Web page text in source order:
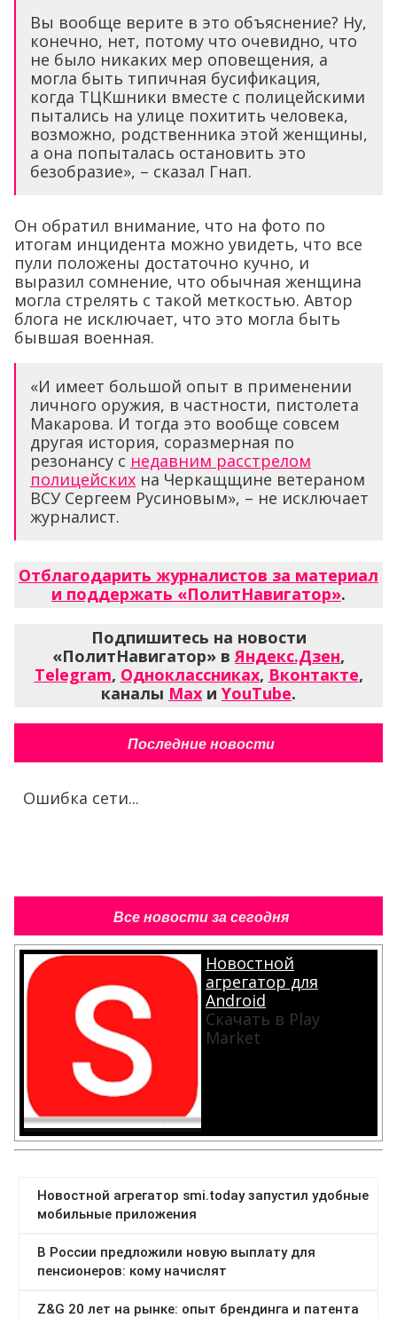
Вы вообще верите в это объяснение? Ну,
конечно, нет, потому что очевидно, что
не было никаких мер оповещения, а
могла быть типичная бусификация,
когда ТЦКшники вместе с полицейскими
пытались на улице похитить человека,
возможно, родственника этой женщины,
а она попыталась остановить это
безобразие», – сказал Гнап.
Он обратил внимание, что на фото по
итогам инцидента можно увидеть, что все
пули положены достаточно кучно, и
выразил сомнение, что обычная женщина
могла стрелять с такой меткостью. Автор
блога не исключает, что это могла быть
бывшая военная.
«И имеет большой опыт в применении
личного оружия, в частности, пистолета
Макарова. И тогда это вообще совсем
другая история, соразмерная по
резонансу с недавним расстрелом
полицейских на Черкащщине ветераном
ВСУ Сергеем Русиновым», – не исключает
журналист.
Отблагодарить журналистов за материал
и поддержать «ПолитНавигатор».
Подпишитесь на новости
«ПолитНавигатор» вЯндекс.Дзен,
Telegram, Одноклассниках, Вконтакте,
каналы Max и YouTube.
Последние новости
Ошибка сети...
Все новости за сегодня
Новостной
агрегатор для
Android
Скачать в Play
Market